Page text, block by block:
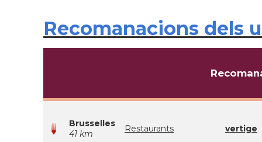
Recomanacions dels
Brusselles
41 km
Restaurants vertige